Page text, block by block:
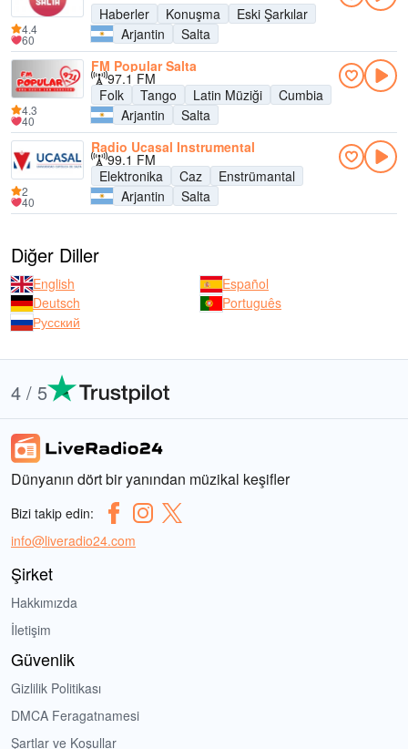
Haberler
Konuşma
Eski Şarkılar
Arjantin
Salta
4.4
60
FM Popular Salta
97.1 FM
Folk
Tango Latin Müziği
Cumbia
Arjantin
Salta
4.3
40
Radio Ucasal Instrumental
99.1 FM
Elektronika
Caz
Enstrümantal
Arjantin
Salta
2
40
Diğer Diller
English
Español
Deutsch
Português
Русский
4 / 5
Dünyanın dört bir yanından müzikal keşifler
Bizi takip edin:
info@liveradio24.com
Şirket
Hakkımızda
İletişim
Güvenlik
Gizlilik Politikası
DMCA Feragatnamesi
Şartlar ve Koşullar